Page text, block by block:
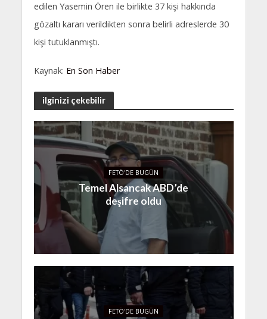
edilen Yasemin Ören ile birlikte 37 kişi hakkında
gözaltı kararı verildikten sonra belirli adreslerde 30
kişi tutuklanmıştı.
Kaynak: En Son Haber
ilginizi çekebilir
FETÖ'DE BUGÜN
Temel Alsancak ABD’de
deşifre oldu
FETÖ'DE BUGÜN